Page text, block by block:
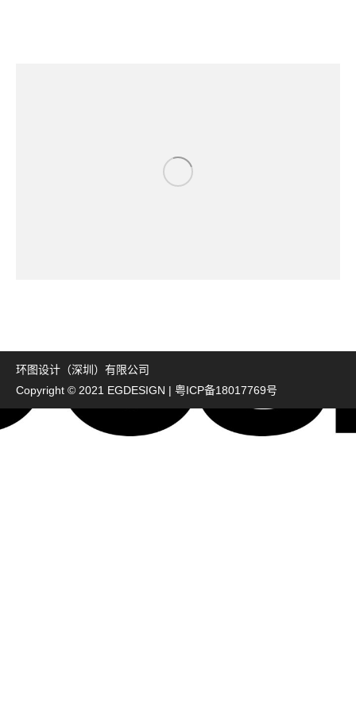
环图设计（深圳）有限公司
Copyright © 2021 EGDESIGN | 粤ICP备18017769号